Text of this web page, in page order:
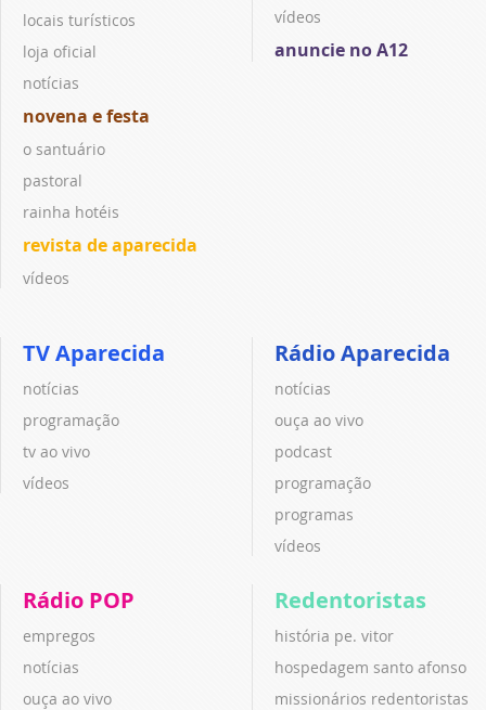
locais turísticos
loja oficial
notícias
novena e festa
o santuário
pastoral
rainha hotéis
revista de aparecida
vídeos
vídeos
anuncie no A12
TV Aparecida
notícias
programação
tv ao vivo
vídeos
Rádio Aparecida
notícias
ouça ao vivo
podcast
programação
programas
vídeos
Rádio POP
empregos
notícias
ouça ao vivo
Redentoristas
história pe. vitor
hospedagem santo afonso
missionários redentoristas